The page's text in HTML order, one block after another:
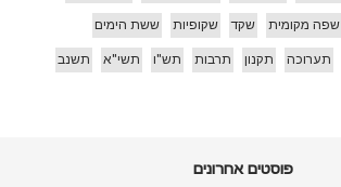
שפה מקומית שקד שקופיות ששת הימים
תערוכה תקנון תרבות תש"ו תשי"א תשנב
פוסטים אחרונים